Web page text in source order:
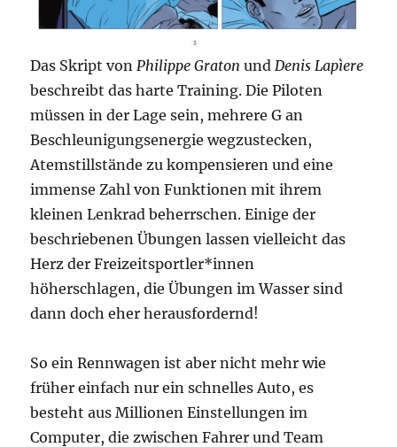
Das Skript vonPhilippe Graton undDenis Lapìere
beschreibt das harte Training. Die Piloten
müssen in der Lage sein, mehrere G an
Beschleunigungsenergie wegzustecken,
Atemstillstände zu kompensieren und eine
immense Zahl von Funktionen mit ihrem
kleinen Lenkrad beherrschen. Einige der
beschriebenen Übungen lassen vielleicht das
Herz der Freizeitsportler*innen
höherschlagen, die Übungen im Wasser sind
dann doch eher herausfordernd!
So ein Rennwagen ist aber nicht mehr wie
früher einfach nur ein schnelles Auto, es
besteht aus Millionen Einstellungen im
Computer, die zwischen Fahrer und Team